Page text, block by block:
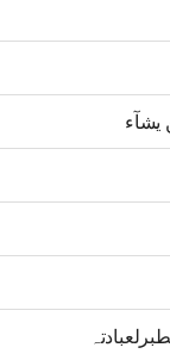
یشآء